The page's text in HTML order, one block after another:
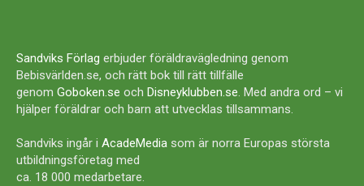
Sandviks Förlag erbjuder föräldravägledning genom
Bebisvärlden.se, och rätt bok till rätt tillfälle
genom Goboken.se och Disneyklubben.se. Med andra ord – vi
hjälper föräldrar och barn att utvecklas tillsammans.
Sandviks ingår i AcadeMedia som är norra Europas största
utbildningsföretag med
ca. 18 000 medarbetare.